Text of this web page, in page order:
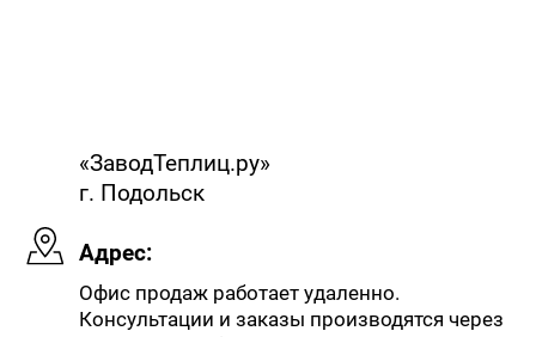
«ЗаводТеплиц.ру»
г. Подольск
Адрес:
Офис продаж работает удаленно.
Консультации и заказы производятся через